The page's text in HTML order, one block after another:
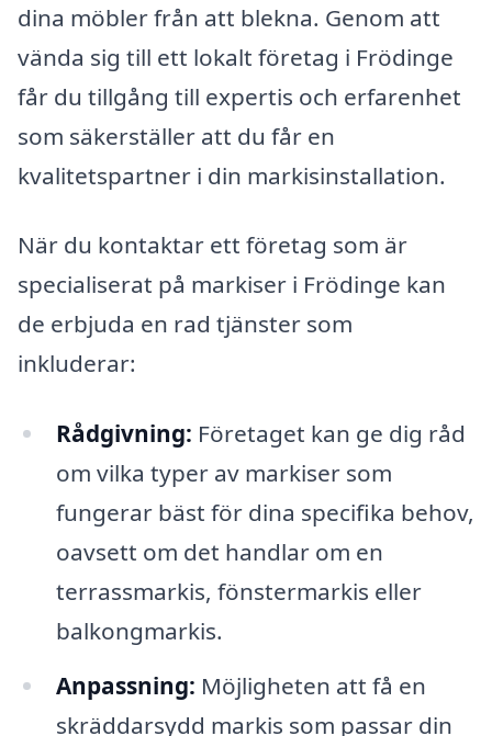
dina möbler från att blekna. Genom att
vända sig till ett lokalt företag i Frödinge
får du tillgång till expertis och erfarenhet
som säkerställer att du får en
kvalitetspartner i din markisinstallation.
När du kontaktar ett företag som är
specialiserat på markiser i Frödinge kan
de erbjuda en rad tjänster som
inkluderar:
Rådgivning: Företaget kan ge dig råd
om vilka typer av markiser som
fungerar bäst för dina specifika behov,
oavsett om det handlar om en
terrassmarkis, fönstermarkis eller
balkongmarkis.
Anpassning: Möjligheten att få en
skräddarsydd markis som passar din